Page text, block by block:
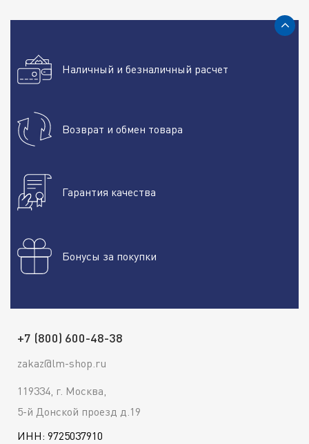
Наличный и безналичный расчет
Возврат и обмен товара
Гарантия качества
Бонусы за покупки
+7 (800) 600-48-38
zakaz@lm-shop.ru
119334, г. Москва,
5-й Донской проезд д.19
ИНН: 9725037910